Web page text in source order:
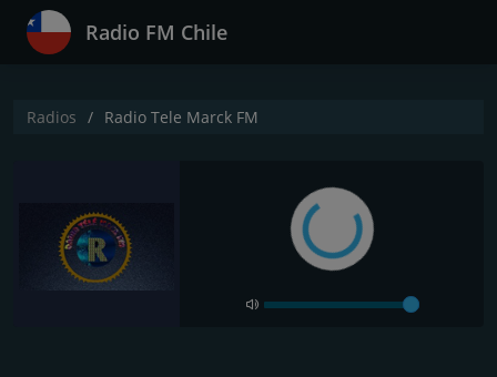
Radio FM Chile
Radios Radio Tele Marck FM